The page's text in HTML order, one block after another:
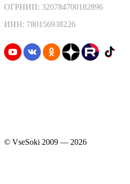
ОГРНИП: 320784700182896
ИНН: 780156938226
© VseSoki 2009 — 2026